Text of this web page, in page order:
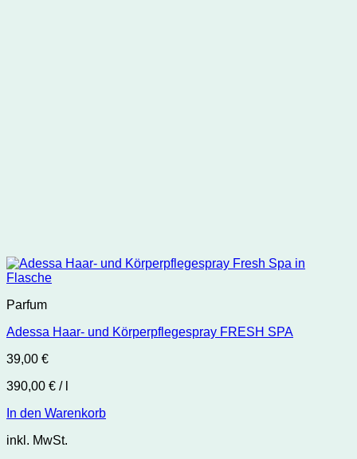
Parfum
Adessa Haar- und Körperpflegespray FRESH SPA
39,00 €
390,00 € /
In den Warenkorb
inkl. MwSt.